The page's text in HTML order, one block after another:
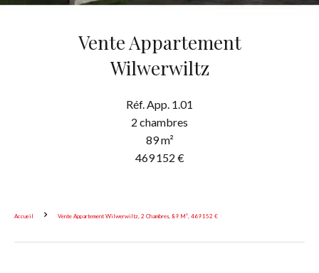
Vente Appartement
Wilwerwiltz
Réf. App. 1.01
2 chambres
89 m²
469 152 €
Accueil Vente Appartement Wilwerwiltz, 2 Chambres, 89 M², 469 152 €